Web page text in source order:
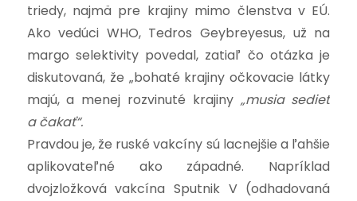
triedy, najmä pre krajiny mimo členstva v EÚ.
Ako vedúci WHO, Tedros Geybreyesus, už na
margo selektivity povedal, zatiaľ čo otázka je
diskutovaná, že „bohaté krajiny očkovacie látky
majú, a menej rozvinuté krajiny „musia sedieť
a čakať“.
Pravdou je, že ruské vakcíny sú lacnejšie a ľahšie
aplikovateľné ako západné. Napríklad
dvojzložková vakcína Sputnik V (odhadovaná